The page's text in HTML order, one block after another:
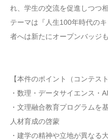
れ、学生の交流を促進しつつ
テーマは『人生100年時代の
者へは新たにオープンバッジ
【本件のポイント（コンテス
・数理・データサイエンス・
・文理融合教育プログラムを
人材育成の啓蒙
・建学の精神や立地が異なる